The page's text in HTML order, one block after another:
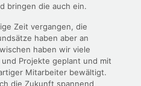
bringen die auch ein.
Zeit vergangen, die
haben aber an
haben wir viele
Projekte geplant und mit
Mitarbeiter bewältigt.
die Zukunft spannend